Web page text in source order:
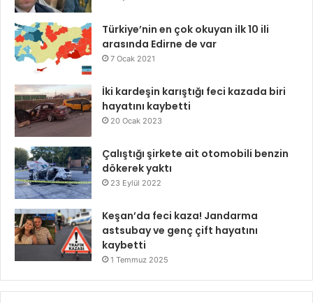
Türkiye’nin en çok okuyan ilk 10 ili
arasında Edirne de var
7 Ocak 2021
İki kardeşin karıştığı feci kazada biri
hayatını kaybetti
20 Ocak 2023
Çalıştığı şirkete ait otomobili benzin
dökerek yaktı
23 Eylül 2022
Keşan’da feci kaza! Jandarma
astsubay ve genç çift hayatını
kaybetti
1 Temmuz 2025